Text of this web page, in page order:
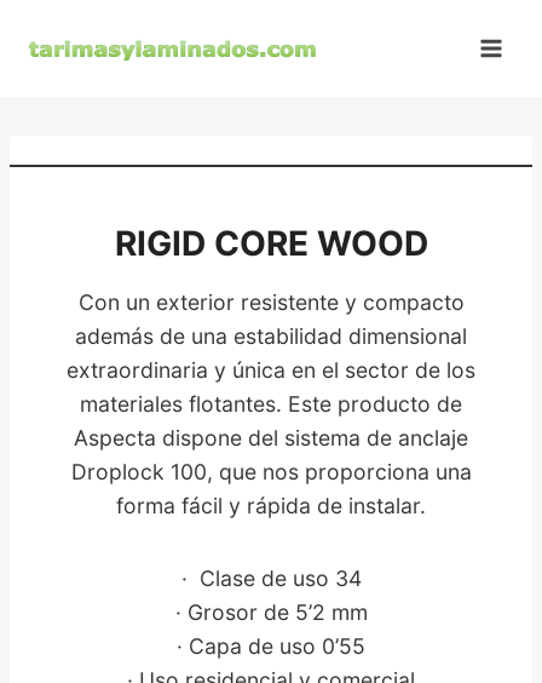
RIGID CORE WOOD
Con un exterior resistente y compacto
además de una estabilidad dimensional
extraordinaria y única en el sector de los
materiales flotantes. Este producto de
Aspecta dispone del sistema de anclaje
Droplock 100, que nos proporciona una
forma fácil y rápida de instalar.
· Clase de uso 34
· Grosor de 5’2 mm
· Capa de uso 0’55